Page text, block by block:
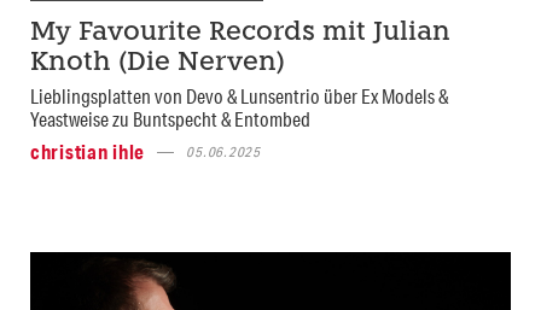
My Favourite Records mit Julian
Knoth (Die Nerven)
Lieblingsplatten von Devo & Lunsentrio über Ex Models &
Yeastweise zu Buntspecht & Entombed
christian ihle
05.06.2025